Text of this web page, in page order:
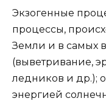
Экзогенные
процессы,
Земли и в самых
(выветривание,
ледников и др.);
энергией